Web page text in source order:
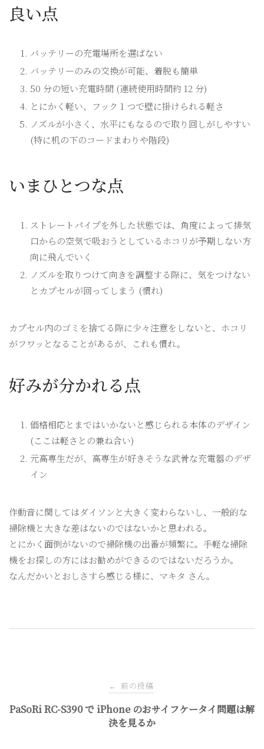
良い点
バッテリーの充電場所を選ばない
バッテリーのみの交換が可能、着脱も簡単
50 分の短い充電時間 (連続使用時間約 12 分)
とにかく軽い、フック 1 つで壁に掛けられる軽さ
ノズルが小さく、水平にもなるので取り回しがしやすい
(特に机の下のコードまわりや階段)
いまひとつな点
ストレートパイプを外した状態では、角度によって排気
口からの空気で吸おうとしているホコリが予期しない方
向に飛んでいく
ノズルを取りつけて向きを調整する際に、気をつけない
とカプセルが回ってしまう (慣れ)
カプセル内のゴミを捨てる際に少々注意をしないと、ホコリ
がフワッとなることがあるが、これも慣れ。
好みが分かれる点
価格相応とまではいかないと感じられる本体のデザイン
(ここは軽さとの兼ね合い)
元高専生だが、高専生が好きそうな武骨な充電器のデザ
イン
作動音に関してはダイソンと大きく変わらないし、一般的な
掃除機と大きな差はないのではないかと思われる。
とにかく面倒がないので掃除機の出番が頻繁に。手軽な掃除
機をお探しの方にはお勧めができるのではないだろうか。
なんだかいとおしさすら感じる様に、マキタ さん。
稿
← 前の投稿
PaSoRi RC-S390 で iPhone のおサイフケータイ問題は解
決を見るか